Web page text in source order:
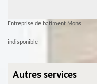
Entreprise de batiment Mons
indisponible
Autres services